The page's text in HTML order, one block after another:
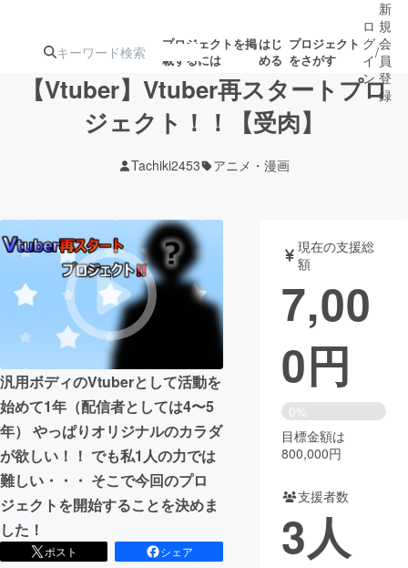
プロジェクトを掲
載するには
はじ
める
プロジェクト
をさがす
ジェクト
ロジェクト
アート・写真 音楽
テクノロジー・ガジェット ゲーム・サ
映像・映画 書籍・雑誌
ビジネス・起業 チャレンジ
まちづくり・地域活性化
CAMPFIRE for Social Good
CAMPFIRE Creation
コミュニティ
ロ
グ
イ
ン
/
新
規
会
員
登
録
【Vtuber】Vtuber再スタートプロ
ジェクト！！【受肉】
Tachiki2453 アニメ・漫画
汎用ボディのVtuberとして活動を
始めて1年（配信者としては4〜5
年） やっぱりオリジナルのカラダ
が欲しい！！ でも私1人の力では
難しい・・・ そこで今回のプロ
ジェクトを開始することを決めま
した！
ポスト
シェア
現在の支援総
額
7,00
0円
0%
目標金額は
800,000円
支援者数
3人